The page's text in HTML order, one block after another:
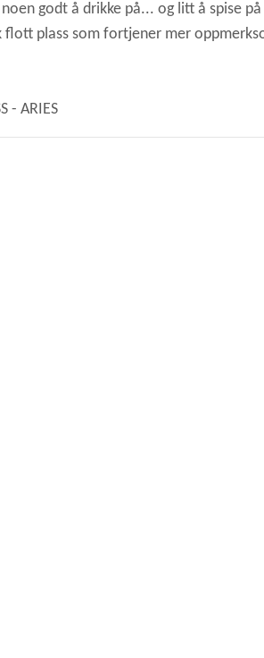
noen godt å drikke på... og litt å spise
flott plass som fortjener mer
- ARIES